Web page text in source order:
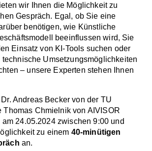
wir Ihnen die Möglichkeit zu
Gespräch. Egal, ob Sie eine
benötigen, wie Künstliche
beeinflussen wird, Sie
Einsatz von KI-Tools suchen oder
technische Umsetzungsmöglichkeiten
– unsere Experten stehen Ihnen
Andreas Becker von der TU
Thomas Chmielnik von AIVISOR
24.05.2024 zwischen 9:00 und
zu einem 40-minütigen
an.